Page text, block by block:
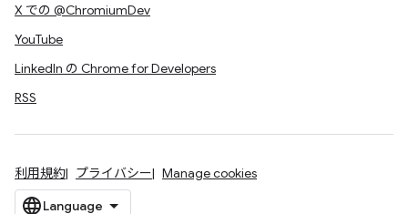
X での @ChromiumDev
YouTube
LinkedIn の Chrome for Developers
RSS
利用規約 プライバシー Manage cookies